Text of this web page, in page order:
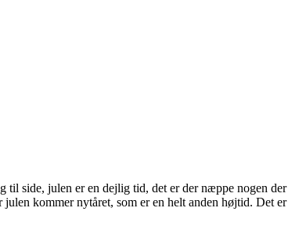
side, julen er en dejlig tid, det er der næppe nogen der
kommer nytåret, som er en helt anden højtid. Det er